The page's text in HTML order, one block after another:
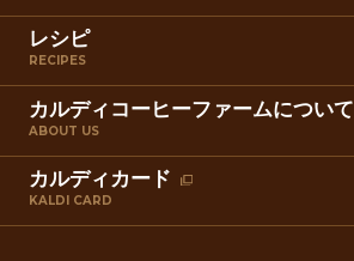
レシピ
RECIPES
カルディコーヒーファームについて
ABOUT US
カルディカード
KALDI CARD